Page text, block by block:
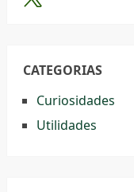
CATEGORIAS
Curiosidades
Utilidades